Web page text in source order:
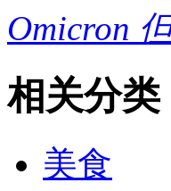
Omicron
相关分类
美食